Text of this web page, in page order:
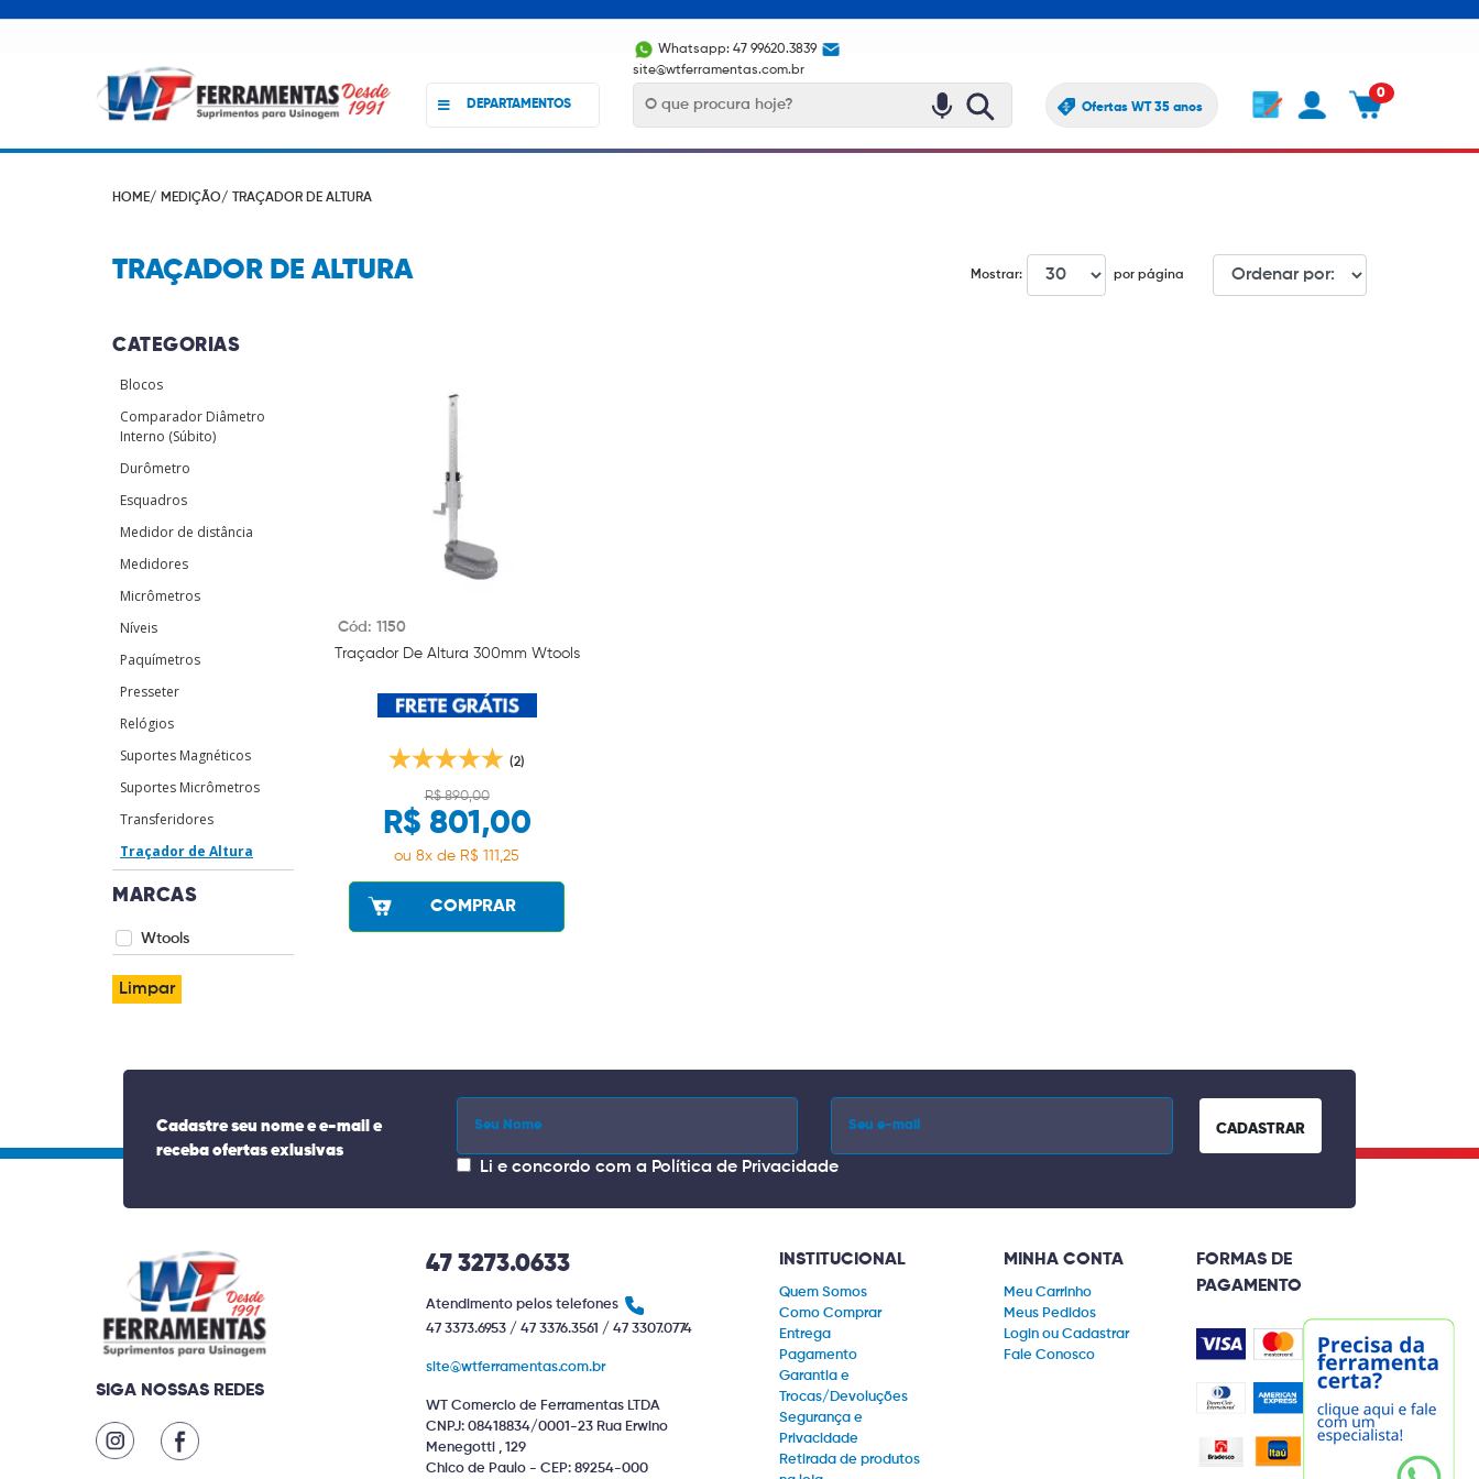
DEPARTAMENTOS
Whatsapp: 47 99620.3839
site@wtferramentas.com.br
Ofertas WT 35 anos
0
HOME/ MEDIÇÃO/ TRAÇADOR DE ALTURA
TRAÇADOR DE ALTURA Mostrar: por página
CATEGORIAS
Blocos
Comparador Diâmetro
Interno (Súbito)
Durômetro
Esquadros
Medidor de distância
Medidores
Micrômetros
Níveis
Paquímetros
Presseter
Relógios
Suportes Magnéticos
Suportes Micrômetros
Transferidores
Traçador de Altura
MARCAS
Wtools
Limpar
Cód: 1150
Traçador De Altura 300mm Wtools
(2)
R$ 890,00
R$ 801,00
ou 8x de R$ 111,25
COMPRAR
Cadastre seu nome e e-mail e
receba ofertas exlusivas
CADASTRAR
Li e concordo com a Política de Privacidade
SIGA NOSSAS REDES
47 3273.0633
Atendimento pelos telefones
47 3373.6953 / 47 3376.3561 / 47 3307.0774
site@wtferramentas.com.br
WT Comercio de Ferramentas LTDA
CNPJ: 08418834/0001-23 Rua Erwino
Menegotti , 129
Chico de Paulo - CEP: 89254-000
INSTITUCIONAL
Quem Somos
Como Comprar
Entrega
Pagamento
Garantia e
Trocas/Devoluções
Segurança e
Privacidade
Retirada de produtos
MINHA CONTA
Meu Carrinho
Meus Pedidos
Login ou Cadastrar
Fale Conosco
FORMAS DE
PAGAMENTO